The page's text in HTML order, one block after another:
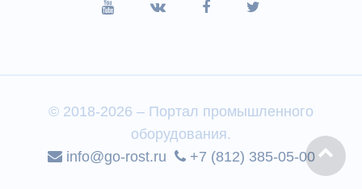
© 2018-2026 – Портал промышленного
оборудования.
info@go-rost.ru
+7 (812) 385-05-00